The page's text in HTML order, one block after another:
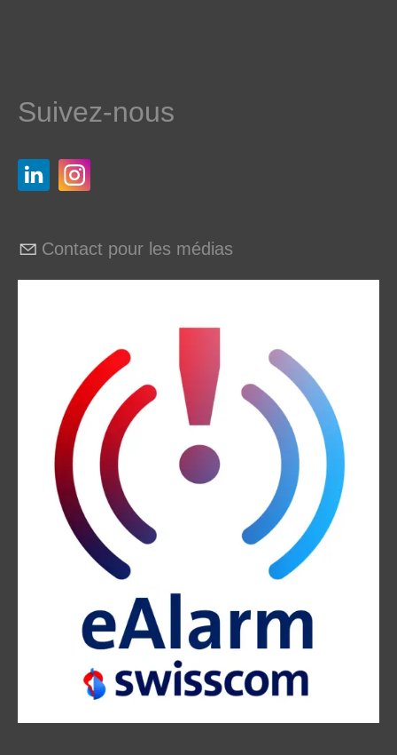
Suivez-nous
Contact pour les médias